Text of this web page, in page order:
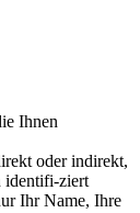
Ihnen
oder indirekt,
identifi-ziert
Ihr Name, Ihre